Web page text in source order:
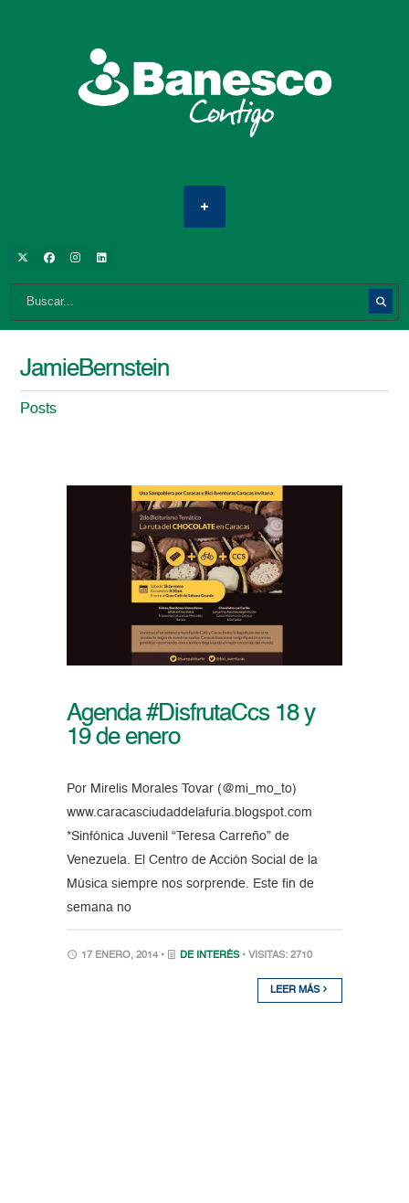
JamieBernstein
Posts
Agenda #DisfrutaCcs 18 y
19 de enero
Por Mirelis Morales Tovar (@mi_mo_to)
www.caracasciudaddelafuria.blogspot.com
*Sinfónica Juvenil “Teresa Carreño” de
Venezuela. El Centro de Acción Social de la
Música siempre nos sorprende. Este fin de
semana no
17 ENERO, 2014 • DE INTERÉS • VISITAS: 2710
LEER MÁS